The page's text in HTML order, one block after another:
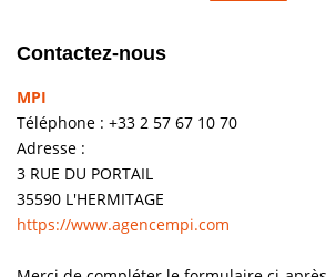
ESTIMATION
Contactez-nous
MPI
Téléphone : +33 2 57 67 10 70
Adresse :
3 RUE DU PORTAIL
35590 L'HERMITAGE
https://www.agencempi.com